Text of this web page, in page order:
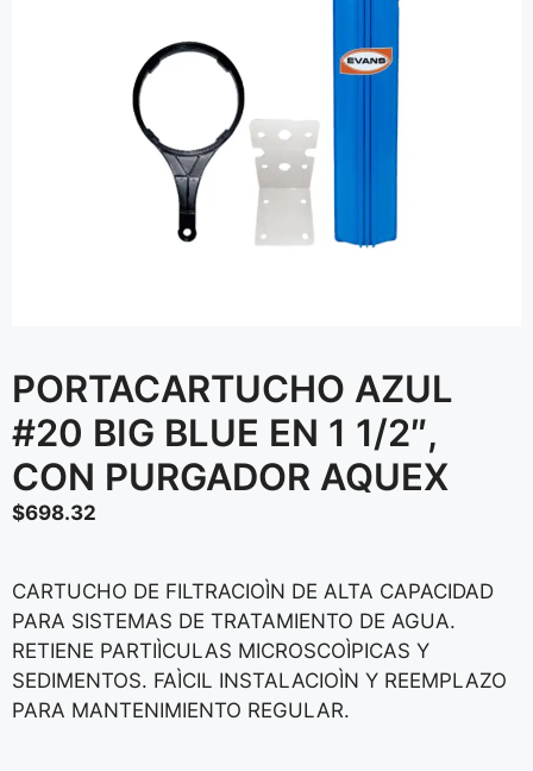
PORTACARTUCHO AZUL
#20 BIG BLUE EN 1 1/2″,
CON PURGADOR AQUEX
$698.32
CARTUCHO DE FILTRACIOÌN DE ALTA CAPACIDAD
PARA SISTEMAS DE TRATAMIENTO DE AGUA.
RETIENE PARTIÌCULAS MICROSCOÌPICAS Y
SEDIMENTOS. FAÌCIL INSTALACIOÌN Y REEMPLAZO
PARA MANTENIMIENTO REGULAR.